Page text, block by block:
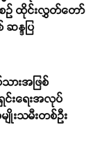
ဉ် ထိုင်းလွှတ်တော်
န္ဒပြ
ားအဖြစ်
င်းရေးအလုပ်
းသမီးတစ်ဦး